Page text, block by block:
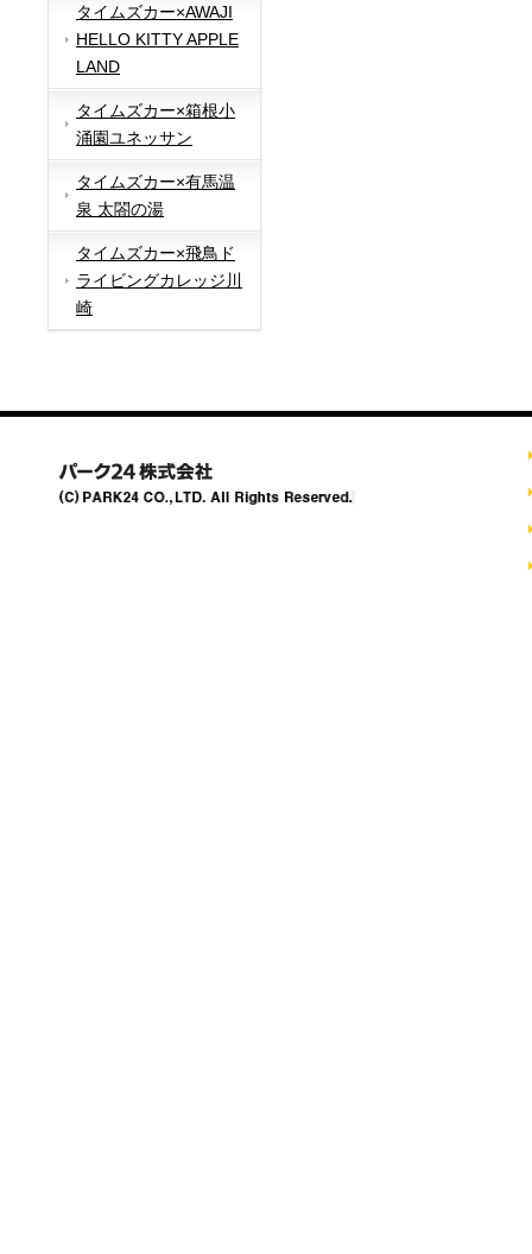
タイムズカー×AWAJI
HELLO KITTY APPLE
LAND
タイムズカー×箱根小
涌園ユネッサン
タイムズカー×有馬温
泉 太閤の湯
タイムズカー×飛鳥ド
ライビングカレッジ川
崎